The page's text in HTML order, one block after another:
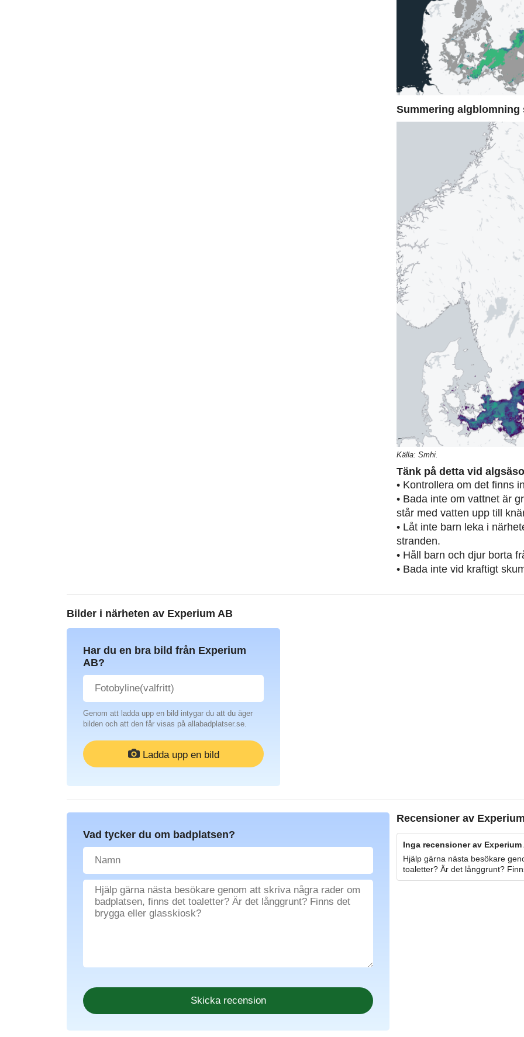
Summering algblomning
Källa: Smhi.
Tänk på detta vid
• Kontrollera om det finns
• Bada inte om vattnet är
står med vatten upp till
• Låt inte barn leka i
stranden.
• Håll barn och djur borta
• Bada inte vid kraftigt
Bilder i närheten av Experium AB
Har du en bra bild från Experium
AB?
Genom att ladda upp en bild intygar du att du äger
bilden och att den får visas på allabadplatser.se.
Ladda upp en bild
Recensioner av
Inga recensioner av Experium
Hjälp gärna nästa besökare
toaletter? Är det långgrunt?
Vad tycker du om badplatsen?